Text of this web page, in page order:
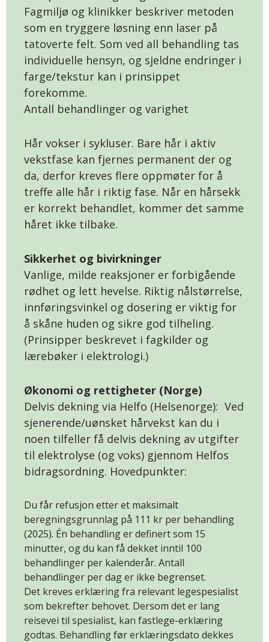
Fagmiljø og klinikker beskriver metoden
som en tryggere løsning enn laser på
tatoverte felt. Som ved all behandling tas
individuelle hensyn, og sjeldne endringer i
farge/tekstur kan i prinsippet
forekomme.
Antall behandlinger og varighet
Hår vokser i sykluser. Bare hår i aktiv
vekstfase kan fjernes permanent der og
da, derfor kreves flere oppmøter for å
treffe alle hår i riktig fase. Når en hårsekk
er korrekt behandlet, kommer det samme
håret ikke tilbake.
Sikkerhet og bivirkninger
Vanlige, milde reaksjoner er forbigående
rødhet og lett hevelse. Riktig nålstørrelse,
innføringsvinkel og dosering er viktig for
å skåne huden og sikre god tilheling.
(Prinsipper beskrevet i fagkilder og
lærebøker i elektrologi.)
Økonomi og rettigheter (Norge)
Delvis dekning via Helfo (Helsenorge): Ved
sjenerende/uønsket hårvekst kan du i
noen tilfeller få delvis dekning av utgifter
til elektrolyse (og voks) gjennom Helfos
bidragsordning. Hovedpunkter:
Du får refusjon etter et maksimalt
beregningsgrunnlag på 111 kr per behandling
(2025). Én behandling er definert som 15
minutter, og du kan få dekket inntil 100
behandlinger per kalenderår. Antall
behandlinger per dag er ikke begrenset.
Det kreves erklæring fra relevant legespesialist
som bekrefter behovet. Dersom det er lang
reisevei til spesialist, kan fastlege-erklæring
godtas. Behandling før erklæringsdato dekkes